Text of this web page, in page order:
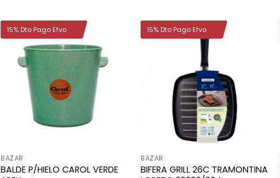
Añadir
a la
lista de
deseos
BAZAR
BALDE P/HIELO CAROL VERDE
15% Dto Pago Efvo
deseos
BAZAR
BIFERA GRILL 26C TRAMONTINA
15% Dto Pago Efvo